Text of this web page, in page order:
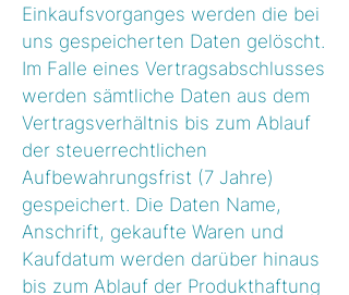
Einkaufsvorganges werden die bei
uns gespeicherten Daten gelöscht.
Im Falle eines Vertragsabschlusses
werden sämtliche Daten aus dem
Vertragsverhältnis bis zum Ablauf
der steuerrechtlichen
Aufbewahrungsfrist (7 Jahre)
gespeichert. Die Daten Name,
Anschrift, gekaufte Waren und
Kaufdatum werden darüber hinaus
bis zum Ablauf der Produkthaftung